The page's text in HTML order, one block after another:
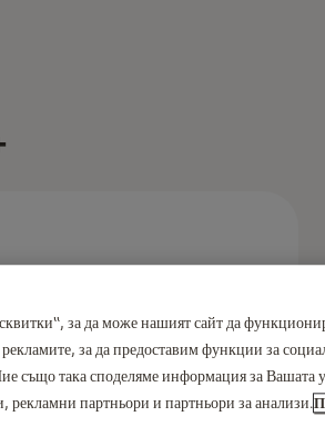
за да може нашият сайт да
за да предоставим функции за
също така споделяме информация за Вашата
рекламни партньори и партньори за анализи.